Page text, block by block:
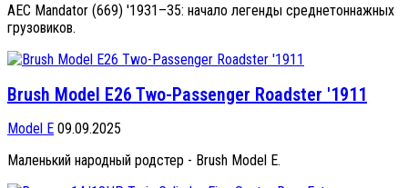
AEC Mandator (669) '1931–35: начало легенды среднетоннажных
грузовиков.
Brush Model E26 Two-Passenger Roadster '1911
Model E 09.09.2025
Маленький народный родстер - Brush Model E.